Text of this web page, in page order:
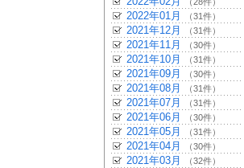
2022年01月 （31件）
2021年12月 （31件）
2021年11月 （30件）
2021年10月 （31件）
2021年09月 （30件）
2021年08月 （31件）
2021年07月 （31件）
2021年06月 （30件）
2021年05月 （31件）
2021年04月 （30件）
2021年03月 （32件）